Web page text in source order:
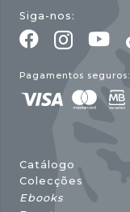
Siga-nos:
Pagamentos seguros:
Catálogo
Colecções
Ebooks